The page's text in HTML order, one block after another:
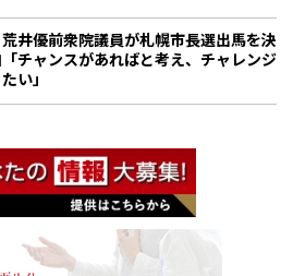
荒井優前衆院議員が札幌市長選出馬を決
チャンスがあればと考え、チャレンジ
い」